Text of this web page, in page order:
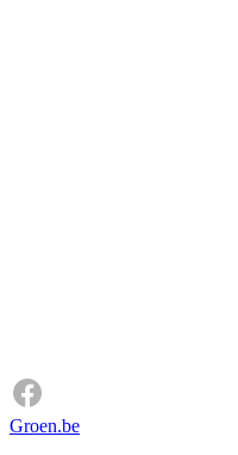
Groen.be